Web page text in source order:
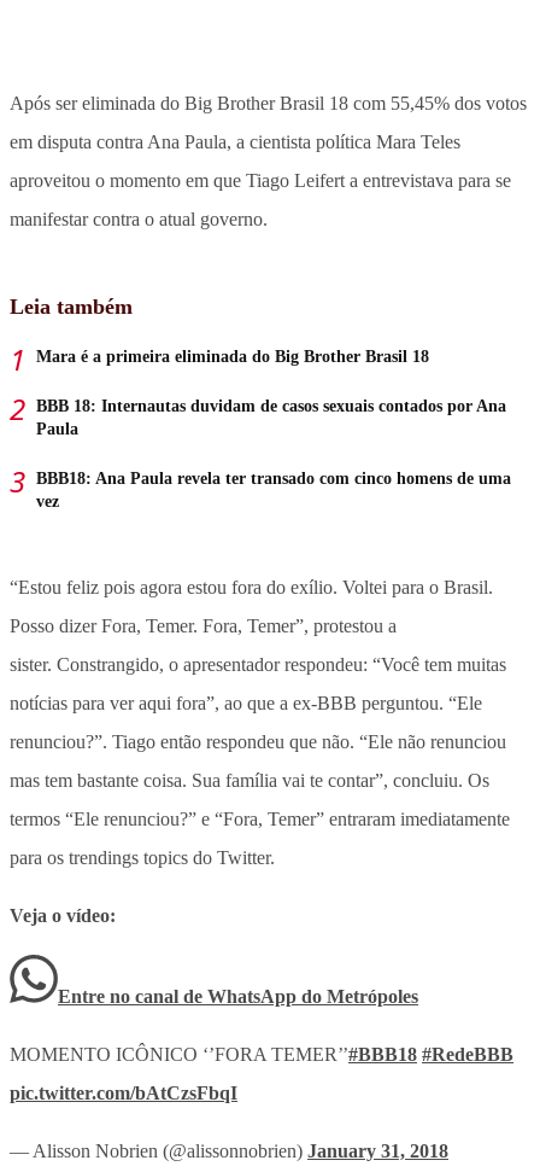
Após ser eliminada do Big Brother Brasil 18 com 55,45% dos votos
em disputa contra Ana Paula, a cientista política Mara Teles
aproveitou o momento em que Tiago Leifert a entrevistava para se
manifestar contra o atual governo.
Leia também
Mara é a primeira eliminada do Big Brother Brasil 18
BBB 18: Internautas duvidam de casos sexuais contados por Ana
Paula
BBB18: Ana Paula revela ter transado com cinco homens de uma
vez
“Estou feliz pois agora estou fora do exílio. Voltei para o Brasil.
Posso dizer Fora, Temer. Fora, Temer”, protestou a
sister. Constrangido, o apresentador respondeu: “Você tem muitas
notícias para ver aqui fora”, ao que a ex-BBB perguntou. “Ele
renunciou?”. Tiago então respondeu que não. “Ele não renunciou
mas tem bastante coisa. Sua família vai te contar”, concluiu. Os
termos “Ele renunciou?” e “Fora, Temer” entraram imediatamente
para os trendings topics do Twitter.
Veja o vídeo:
Entre no canal de WhatsApp do Metrópoles
MOMENTO ICÔNICO ‘’FORA TEMER’’#BBB18 #RedeBBB
pic.twitter.com/bAtCzsFbqI
— Alisson Nobrien (@alissonnobrien) January 31, 2018